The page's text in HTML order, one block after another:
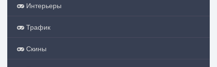
Интерьеры
Трафик
Скины